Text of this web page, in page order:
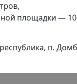
площадки —
п.